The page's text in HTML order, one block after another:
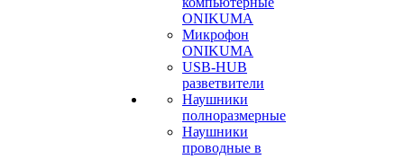
ONIKUMA
Микрофон
ONIKUMA
USB-HUB
разветвители
Наушники
полноразмерные
Наушники
проводные в